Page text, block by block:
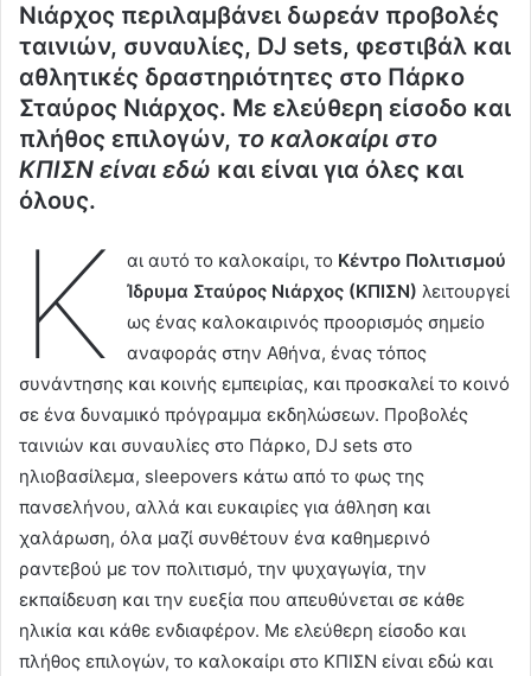
Νιάρχος περιλαμβάνει δωρεάν προβολές
ταινιών, συναυλίες, DJ sets, φεστιβάλ και
αθλητικές δραστηριότητες στο Πάρκο
Σταύρος Νιάρχος. Με ελεύθερη είσοδο και
πλήθος επιλογών, το καλοκαίρι στο
ΚΠΙΣΝ είναι εδώ και είναι για όλες και
όλους.
Κ αι αυτό το καλοκαίρι, το Κέντρο Πολιτισμού
Ίδρυμα Σταύρος Νιάρχος (ΚΠΙΣΝ) λειτουργεί
ως ένας καλοκαιρινός προορισμός σημείο
αναφοράς στην Αθήνα, ένας τόπος
συνάντησης και κοινής εμπειρίας, και προσκαλεί το κοινό
σε ένα δυναμικό πρόγραμμα εκδηλώσεων. Προβολές
ταινιών και συναυλίες στο Πάρκο, DJ sets στο
ηλιοβασίλεμα, sleepovers κάτω από το φως της
πανσελήνου, αλλά και ευκαιρίες για άθληση και
χαλάρωση, όλα μαζί συνθέτουν ένα καθημερινό
ραντεβού με τον πολιτισμό, την ψυχαγωγία, την
εκπαίδευση και την ευεξία που απευθύνεται σε κάθε
ηλικία και κάθε ενδιαφέρον. Με ελεύθερη είσοδο και
πλήθος επιλογών, το καλοκαίρι στο ΚΠΙΣΝ είναι εδώ και